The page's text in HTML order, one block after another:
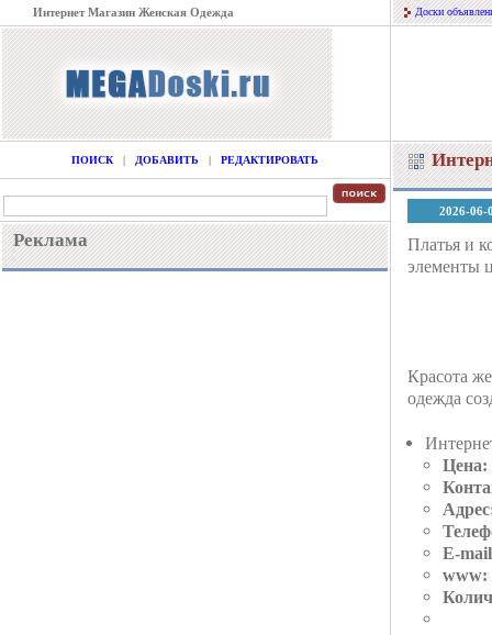
Интернет Магазин Женская Одежда Доски
ПОИСК | ДОБАВИТЬ | РЕДАКТИРОВАТЬ
Реклама
2026-06-
Платья и
элементы
Красота
одежда
Цена:
E-
www: